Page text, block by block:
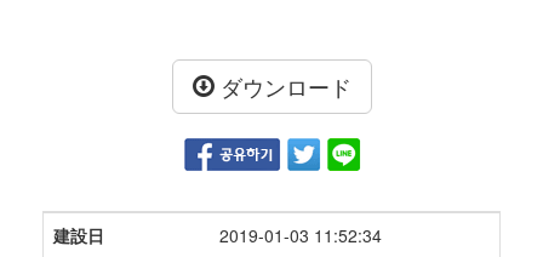
ダウンロード
建設日 2019-01-03 11:52:34